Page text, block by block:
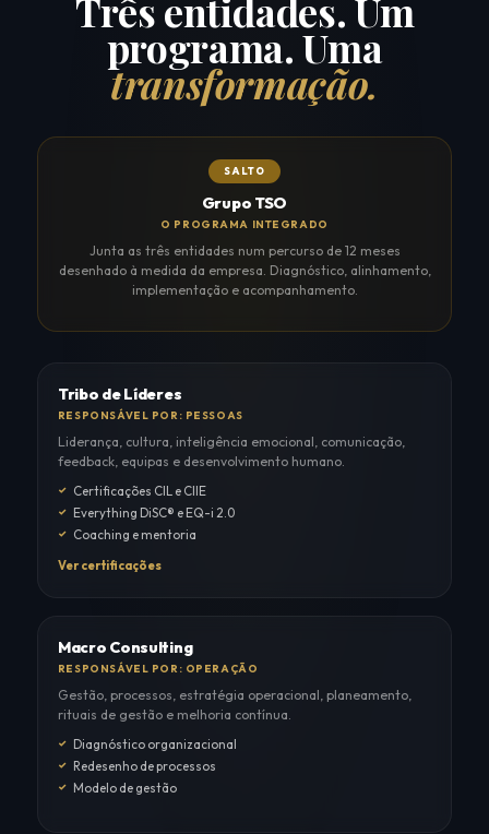
Três entidades. Um
programa. Uma
transformação.
SALTO
Grupo TSO
O PROGRAMA INTEGRADO
Junta as três entidades num percurso de 12 meses
desenhado à medida da empresa. Diagnóstico, alinhamento,
implementação e acompanhamento.
Tribo de Líderes
RESPONSÁVEL POR: PESSOAS
Liderança, cultura, inteligência emocional, comunicação,
feedback, equipas e desenvolvimento humano.
Certificações CIL e CIIE
Everything DiSC® e EQ-i 2.0
Coaching e mentoria
Ver certificações
Macro Consulting
RESPONSÁVEL POR: OPERAÇÃO
Gestão, processos, estratégia operacional, planeamento,
rituais de gestão e melhoria contínua.
Diagnóstico organizacional
Redesenho de processos
Modelo de gestão